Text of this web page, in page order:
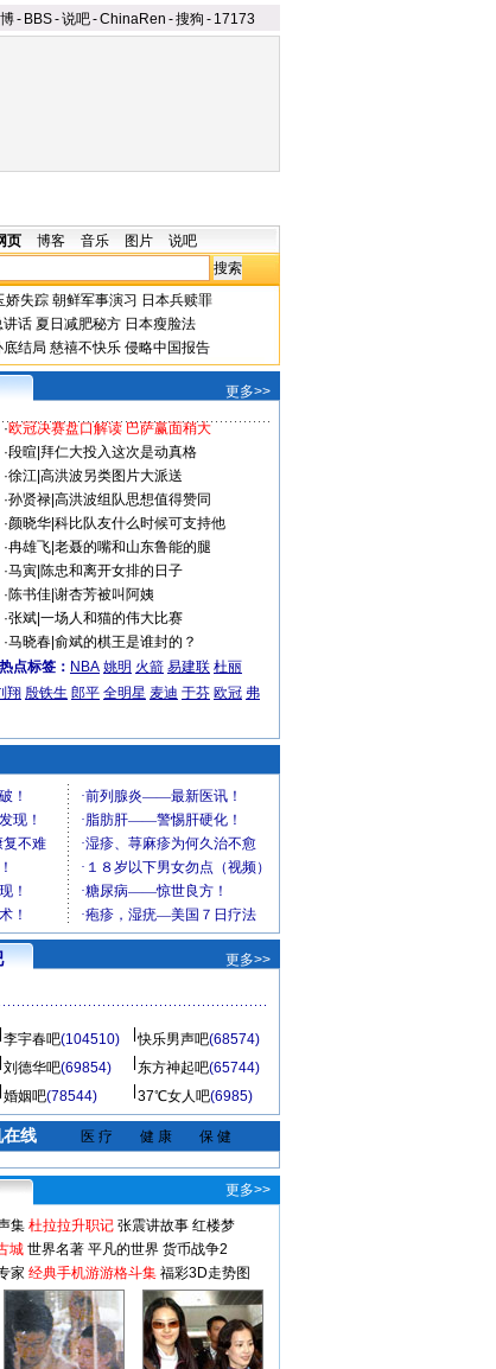
- BBS-说吧-ChinaRen -搜狗 - 17173
页 博客 音乐 图片 说吧
娇失踪 朝鲜军事演习 日本兵赎罪
讲话 夏日减肥秘方 日本瘦脸法
结局 慈禧不快乐 侵略中国报告
更多>>
·欧冠决赛盘口解读 巴萨赢面稍大
·段暄 拜仁大投入这次是动真格
·徐江| 高洪波另类图片大派送
·孙贤禄| 高洪波组队思想值得赞同
·颜晓华| 科比队友什么时候可支持他
·冉雄飞| 老聂的嘴和山东鲁能的腿
·马寅| 陈忠和离开女排的日子
·陈书佳| 谢杏芳被叫阿姨
·张斌| 一场人和猫的伟大比赛
·马晓春| 俞斌的棋王是谁封的？
热点标签： NBA 姚明 火箭 易建联 杜丽
翔 殷铁生 郎平 全明星 麦迪 于芬 欧冠 弗
更多>>
李宇春吧(104510) 快乐男声吧(68574)
刘德华吧(69854) 东方神起吧(65744)
婚姻吧(78544) 37℃女人吧(6985)
线 医 疗 健 康 保 健
更多>>
集 杜拉拉升职记 张震讲故事 红楼梦
城 世界名著 平凡的世界 货币战争2
家 经典手机游游格斗集 福彩3D走势图